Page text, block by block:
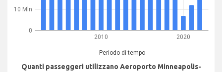
2010 2020
Periodo di tempo
0
10 Mln
Quanti passeggeri utilizzano Aeroporto Minneapolis-